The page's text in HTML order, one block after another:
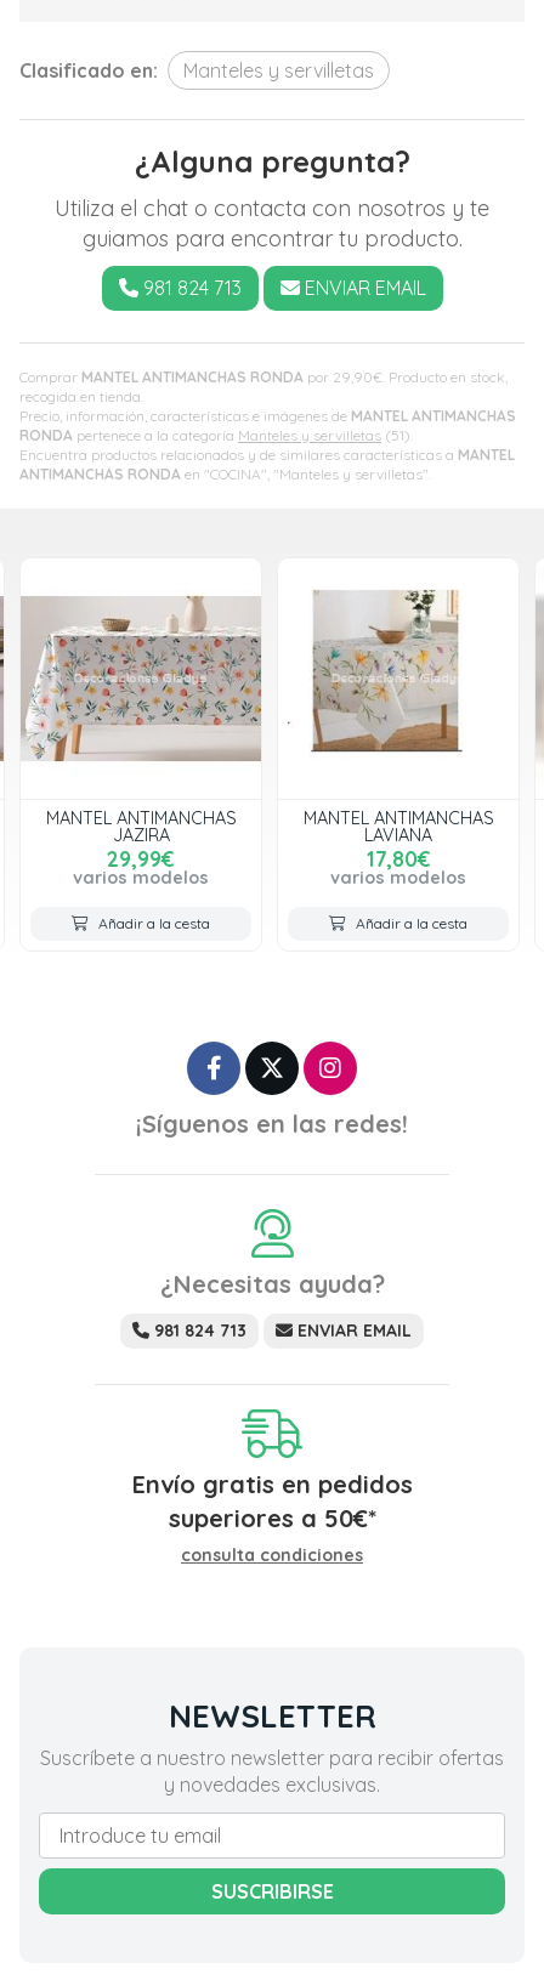
Comprar MANTEL ANTIMANCHAS RONDA por 29,90€ . Producto en stock,
recogida en tienda.
Precio, información, características e imágenes de MANTEL ANTIMANCHAS
RONDA pertenece a la categoría Manteles y servilletas (51).
Encuentra productos relacionados y de similares características a MANTEL
ANTIMANCHAS RONDA en "COCINA", "Manteles y servilletas".
Clasificado en: Manteles y servilletas
¿Alguna pregunta?
Utiliza el chat o contacta con nosotros y te
guiamos para encontrar tu producto.
981 824 713 ENVIAR EMAIL
MANTEL ANTIMANCHAS
LAVIANA
17,80€
varios modelos
Añadir a la cesta
MANTEL ANTIMANCHAS
LAVINA
29,99€
varios modelos
Añadir a la cesta
¡Síguenos en las redes!
¿Necesitas ayuda?
981 824 713 ENVIAR EMAIL
Envío gratis en pedidos
superiores a 50€*
consulta condiciones
NEWSLETTER
Suscríbete a nuestro newsletter para recibir ofertas
y novedades exclusivas.
SUSCRIBIRSE